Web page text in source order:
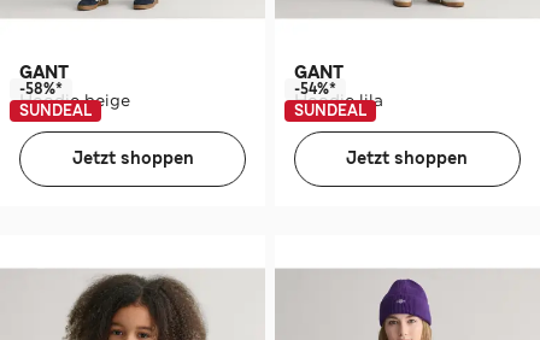
GANT
Hoodie beige
-58%*
SUNDEAL
Jetzt shoppen
GANT
Hoodie lila
-54%*
SUNDEAL
Jetzt shoppen